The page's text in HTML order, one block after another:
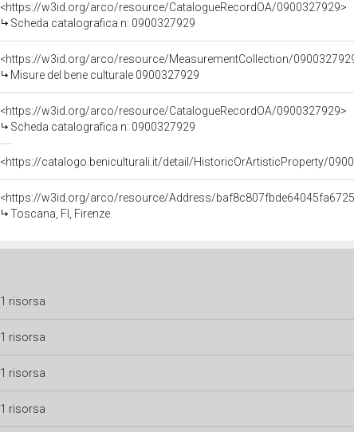
<https://w3id.org/arco/resource/CatalogueRecordOA/0900327929>
Scheda catalografica n: 0900327929
<https://w3id.org/arco/resource/MeasurementCollection/
Misure del bene culturale 0900327929
<https://w3id.org/arco/resource/CatalogueRecordOA/0900327929>
Scheda catalografica n: 0900327929
<https://catalogo.beniculturali.it/detail/HistoricOrArtisticProperty/
<https://w3id.org/arco/resource/Address/
Toscana, FI, Firenze
1 risorsa
1 risorsa
1 risorsa
1 risorsa